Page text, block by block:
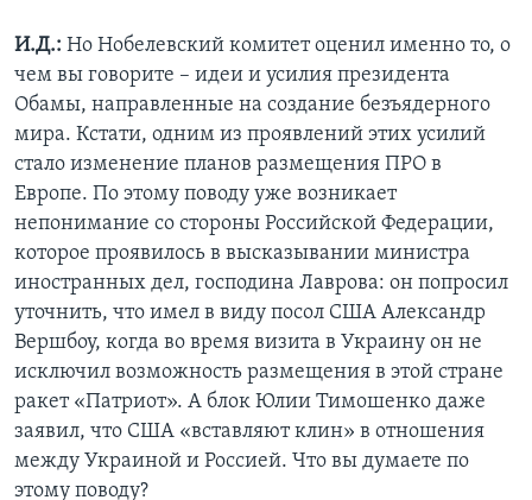
И.Д.: Но Нобелевский комитет оценил именно то, о
чем вы говорите – идеи и усилия президента
Обамы, направленные на создание безъядерного
мира. Кстати, одним из проявлений этих усилий
стало изменение планов размещения ПРО в
Европе. По этому поводу уже возникает
непонимание со стороны Российской Федерации,
которое проявилось в высказывании министра
иностранных дел, господина Лаврова: он попросил
уточнить, что имел в виду посол США Александр
Вершбоу, когда во время визита в Украину он не
исключил возможность размещения в этой стране
ракет «Патриот». А блок Юлии Тимошенко даже
заявил, что США «вставляют клин» в отношения
между Украиной и Россией. Что вы думаете по
этому поводу?